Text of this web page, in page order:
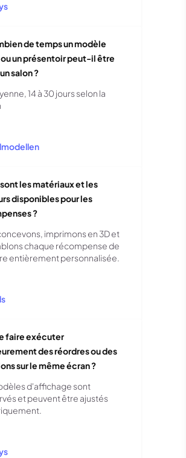
de temps un modèle
un présentoir peut-il être
salon ?
14 à 30 jours selon la
les matériaux et les
disponibles pour les
?
imprimons en 3D et
chaque récompense de
entièrement personnalisée.
faire exécuter
des réordres ou des
sur le même écran ?
d'affichage sont
et peuvent être ajustés